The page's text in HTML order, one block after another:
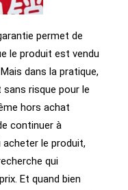
permet de
le produit est vendu
dans la pratique,
risque pour le
hors achat
continuer à
acheter le produit,
qui
Et quand bien